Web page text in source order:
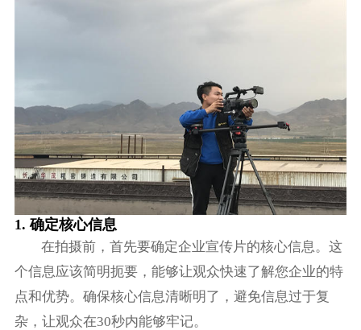
1. 确定核心信息
在拍摄前，首先要确定企业宣传片的核心信息。这
个信息应该简明扼要，能够让观众快速了解您企业的特
点和优势。确保核心信息清晰明了，避免信息过于复
杂，让观众在30秒内能够牢记。